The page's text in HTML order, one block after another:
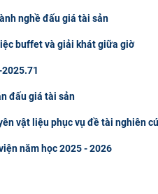
nghề đấu giá tài sản
buffet và giải khát giữa giờ
đấu giá tài sản
vật liệu phục vụ đề tài nghiên
năm học 2025 - 2026